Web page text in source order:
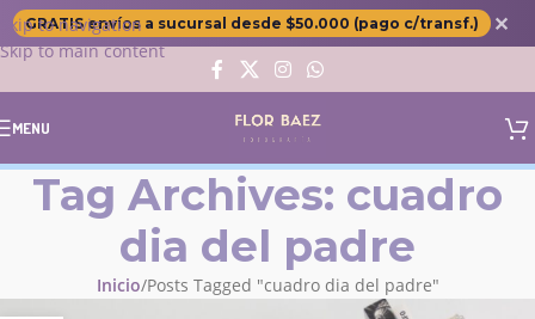
Skip to navigation
Skip to main content
GRATIS envíos a sucursal desde $50.000 (pago c/transf.) ✕
MENU
Tag Archives: cuadro
dia del padre
Inicio Posts Tagged "cuadro dia del padre"